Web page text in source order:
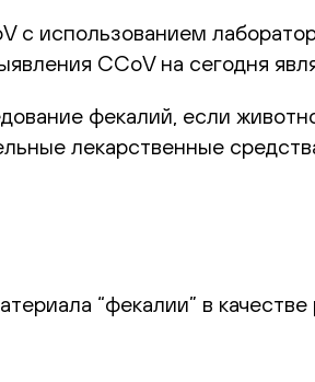
с использованием
CCoV на сегодня
фекалий, если
лекарственные
“фекалии” в